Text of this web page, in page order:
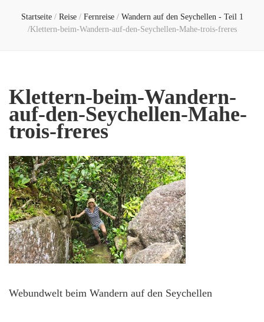
Startseite / Reise / Fernreise / Wandern auf den Seychellen - Teil 1
/Klettern-beim-Wandern-auf-den-Seychellen-Mahe-trois-freres
Klettern-beim-Wandern-
auf-den-Seychellen-Mahe-
trois-freres
Webundwelt beim Wandern auf den Seychellen